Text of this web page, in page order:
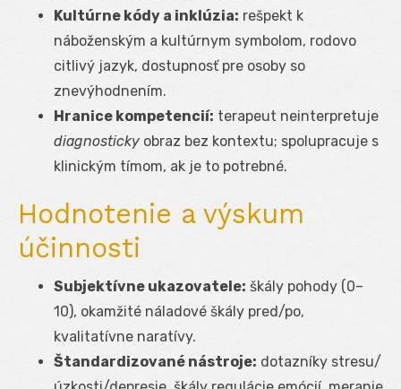
Kultúrne kódy a inklúzia: rešpekt k
náboženským a kultúrnym symbolom, rodovo
citlivý jazyk, dostupnosť pre osoby so
znevýhodnením.
Hranice kompetencií: terapeut neinterpretuje
diagnosticky obraz bez kontextu; spolupracuje s
klinickým tímom, ak je to potrebné.
Hodnotenie a výskum
účinnosti
Subjektívne ukazovatele: škály pohody (0–
10), okamžité náladové škály pred/po,
kvalitatívne naratívy.
Štandardizované nástroje: dotazníky stresu/